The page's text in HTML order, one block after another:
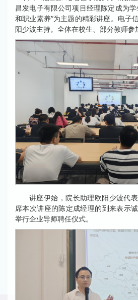
昌发电子有限公司项目经理陈定成为
和职业素养”为主题的精彩讲座。电子
阳少波主持。全体在校生、部分教师参
讲座伊始，院长助理欧阳少波代
席本次讲座的陈定成经理的到来表示
举行企业导师聘任仪式。